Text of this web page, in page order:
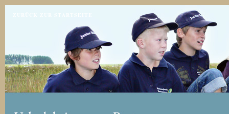
Jump to navigation